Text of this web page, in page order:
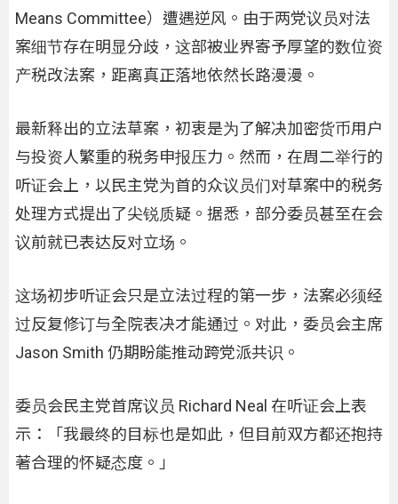
Means Committee）遭遇逆风。由于两党议员对法
案细节存在明显分歧，这部被业界寄予厚望的数位资
产税改法案，距离真正落地依然长路漫漫。
最新释出的立法草案，初衷是为了解决加密货币用户
与投资人繁重的税务申报压力。然而，在周二举行的
听证会上，以民主党为首的众议员们对草案中的税务
处理方式提出了尖锐质疑。据悉，部分委员甚至在会
议前就已表达反对立场。
这场初步听证会只是立法过程的第一步，法案必须经
过反复修订与全院表决才能通过。对此，委员会主席
Jason Smith 仍期盼能推动跨党派共识。
委员会民主党首席议员 Richard Neal 在听证会上表
示：「我最终的目标也是如此，但目前双方都还抱持
著合理的怀疑态度。」